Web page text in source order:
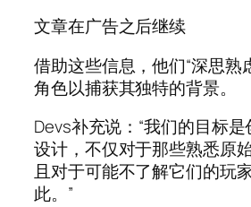
文章在广告之后继续
借助这些信息，他们“深思熟
角色以捕获其独特的背景。
Devs补充说：“我们的目标
设计，不仅对于那些熟悉原
且对于可能不了解它们的玩
此。”